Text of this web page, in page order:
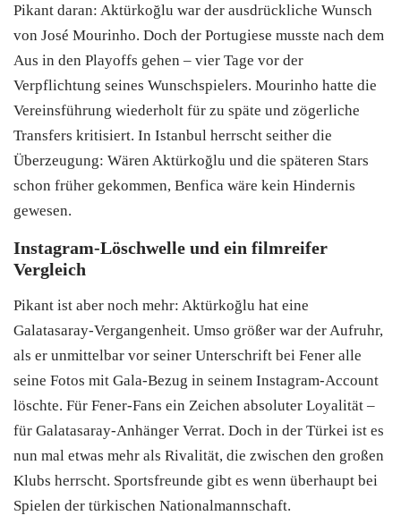
Pikant daran: Aktürkoğlu war der ausdrückliche Wunsch
von José Mourinho. Doch der Portugiese musste nach dem
Aus in den Playoffs gehen – vier Tage vor der
Verpflichtung seines Wunschspielers. Mourinho hatte die
Vereinsführung wiederholt für zu späte und zögerliche
Transfers kritisiert. In Istanbul herrscht seither die
Überzeugung: Wären Aktürkoğlu und die späteren Stars
schon früher gekommen, Benfica wäre kein Hindernis
gewesen.
Instagram-Löschwelle und ein filmreifer
Vergleich
Pikant ist aber noch mehr: Aktürkoğlu hat eine
Galatasaray-Vergangenheit. Umso größer war der Aufruhr,
als er unmittelbar vor seiner Unterschrift bei Fener alle
seine Fotos mit Gala-Bezug in seinem Instagram-Account
löschte. Für Fener-Fans ein Zeichen absoluter Loyalität –
für Galatasaray-Anhänger Verrat. Doch in der Türkei ist es
nun mal etwas mehr als Rivalität, die zwischen den großen
Klubs herrscht. Sportsfreunde gibt es wenn überhaupt bei
Spielen der türkischen Nationalmannschaft.